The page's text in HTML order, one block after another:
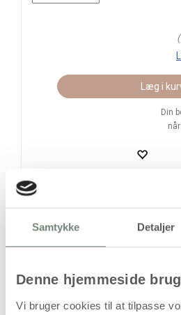
Samtykke Detaljer
Denne hjemmeside
Vi bruger cookies til at tilpasse
(
Læg i
Din
På lager